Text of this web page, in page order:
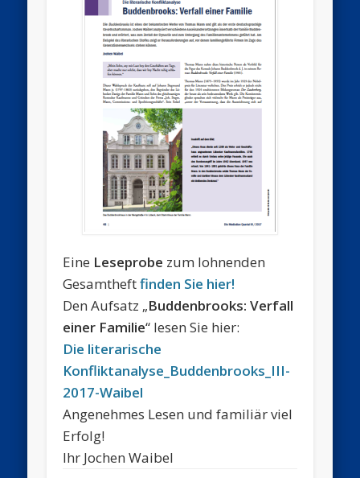
Eine Leseprobe zum lohnenden
Gesamtheftfinden Sie hier!
Den Aufsatz „Buddenbrooks: Verfall
einer Familie“ lesen Sie hier:
Die literarische
Konfliktanalyse_Buddenbrooks_III-
2017-Waibel
Angenehmes Lesen und familiär viel
Erfolg!
Ihr Jochen Waibel